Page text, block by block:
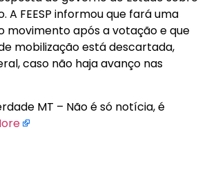
A FEESP informou que fará uma
movimento após a votação e que
mobilização está descartada,
caso não haja avanço nas
MT – Não é só notícia, é